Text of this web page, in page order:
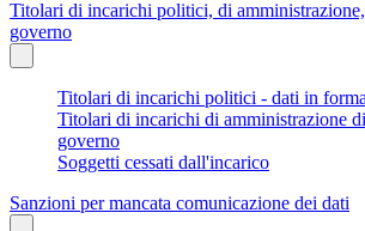
Titolari di incarichi politici, di
governo
Titolari di incarichi politici - dati in
Titolari di incarichi di amministrazione
governo
Soggetti cessati dall'incarico
Sanzioni per mancata comunicazione dei dati